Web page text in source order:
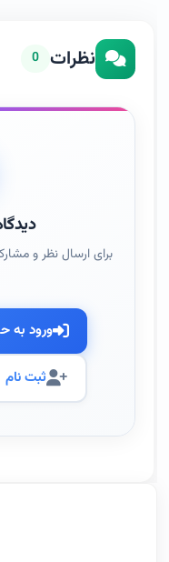
نظرات 0
برای ارسال نظر و
ورود به
ثبت نام